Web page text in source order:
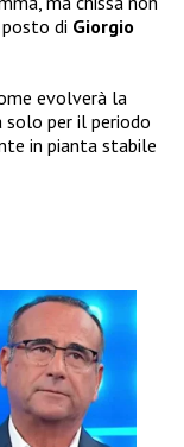
di Giorgio
evolverà la
solo per il periodo
in pianta stabile